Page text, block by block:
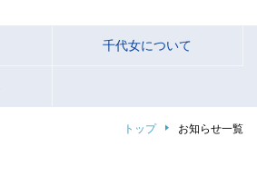
千代女について
トップ お知らせ一覧